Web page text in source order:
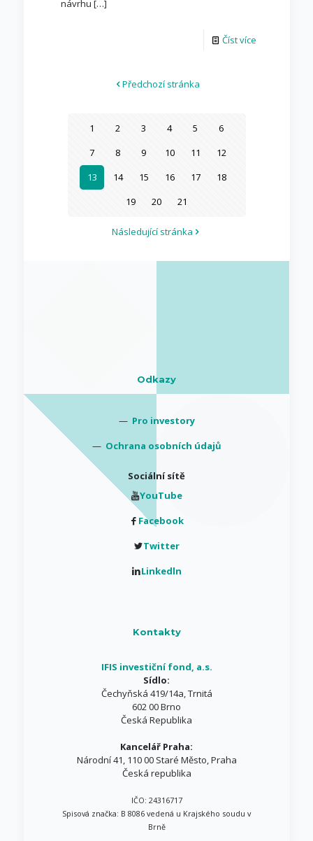
návrhu […]
Číst více
Předchozí stránka
1 2 3 4 5
6
7
8 9 10 11
12
13
14 15 16 17
18
19
20 21
Následující stránka
Odkazy
— Pro investory
— Ochrana osobních údajů
Sociální sítě
YouTube
Facebook
Twitter
Linkedln
Kontakty
IFIS investiční fond, a.s.
Sídlo:
Čechyňská 419/14a, Trnitá
602 00 Brno
Česká Republika
Kancelář Praha:
Národní 41, 110 00 Staré Město, Praha
Česká republika
IČO: 24316717
Spisová značka: B 8086 vedená u Krajského soudu v
Brně